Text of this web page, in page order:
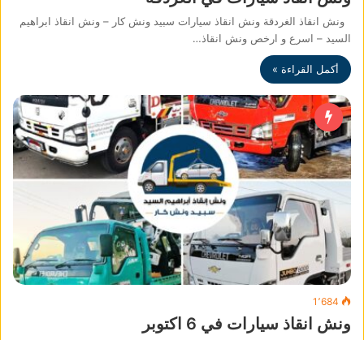
ونش انقاذ الغردقة ونش انقاذ سيارات سبيد ونش كار – ونش انقاذ ابراهيم
السيد – اسرع و ارخص ونش انقاذ…
أكمل القراءة »
1٬684
ونش انقاذ سيارات في 6 اكتوبر